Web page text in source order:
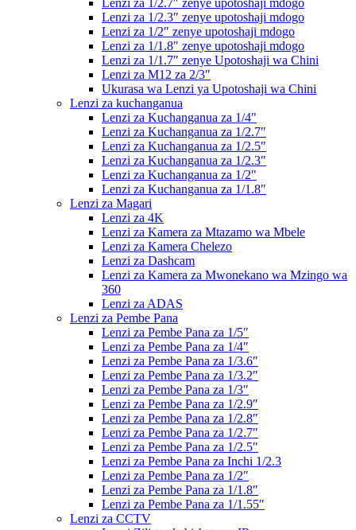
Lenzi za 1/2.7″ zenye upotoshaji mdogo
Lenzi za 1/2.3″ zenye upotoshaji mdogo
Lenzi za 1/2″ zenye upotoshaji mdogo
Lenzi za 1/1.8″ zenye upotoshaji mdogo
Lenzi za 1/1.7″ zenye Upotoshaji wa Chini
Lenzi za M12 za 2/3″
Ukurasa wa Lenzi ya Upotoshaji wa Chini
Lenzi za kuchanganua
Lenzi za Kuchanganua za 1/4″
Lenzi za Kuchanganua za 1/2.7″
Lenzi za Kuchanganua za 1/2.5″
Lenzi za Kuchanganua za 1/2.3″
Lenzi za Kuchanganua za 1/2″
Lenzi za Kuchanganua za 1/1.8″
Lenzi za Magari
Lenzi za 4K
Lenzi za Kamera za Mtazamo wa Mbele
Lenzi za Kamera Chelezo
Lenzi za Dashcam
Lenzi za Kamera za Mwonekano wa Mzingo wa
360
Lenzi za ADAS
Lenzi za Pembe Pana
Lenzi za Pembe Pana za 1/5″
Lenzi za Pembe Pana za 1/4″
Lenzi za Pembe Pana za 1/3.6″
Lenzi za Pembe Pana za 1/3.2″
Lenzi za Pembe Pana za 1/3″
Lenzi za Pembe Pana za 1/2.9″
Lenzi za Pembe Pana za 1/2.8″
Lenzi za Pembe Pana za 1/2.7″
Lenzi za Pembe Pana za 1/2.5″
Lenzi za Pembe Pana za Inchi 1/2.3
Lenzi za Pembe Pana za 1/2″
Lenzi za Pembe Pana za 1/1.8″
Lenzi za Pembe Pana za 1/1.55″
Lenzi za CCTV